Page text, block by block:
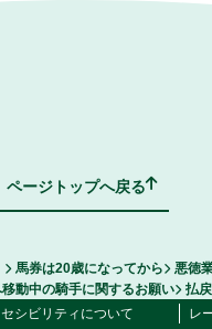
ページトップへ戻る
馬券は20歳になってから
悪徳
動中の騎手に関するお願い
払
シビリティについて レ